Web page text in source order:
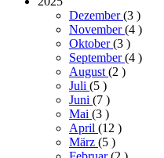
Dezember(3 )
November(4 )
Oktober(3 )
September(4 )
August (2 )
Juli (5 )
Juni (7 )
Mai (3 )
April (12 )
März (5 )